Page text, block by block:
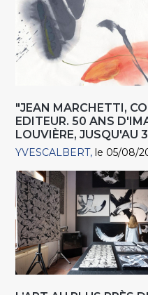
"JEAN MARCHETTI,
EDITEUR. 50 ANS
LOUVIÈRE, JUSQU'AU
YVESCALBERT le 05/08/